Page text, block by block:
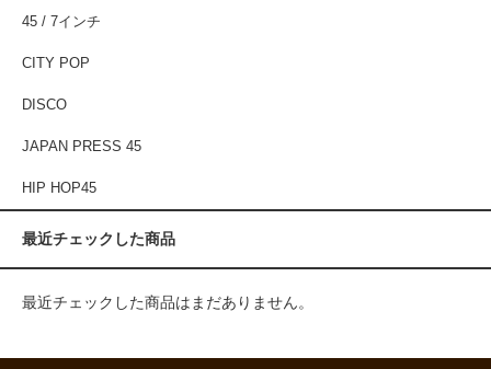
45 / 7インチ
CITY POP
DISCO
JAPAN PRESS 45
HIP HOP45
最近チェックした商品
最近チェックした商品はまだありません。